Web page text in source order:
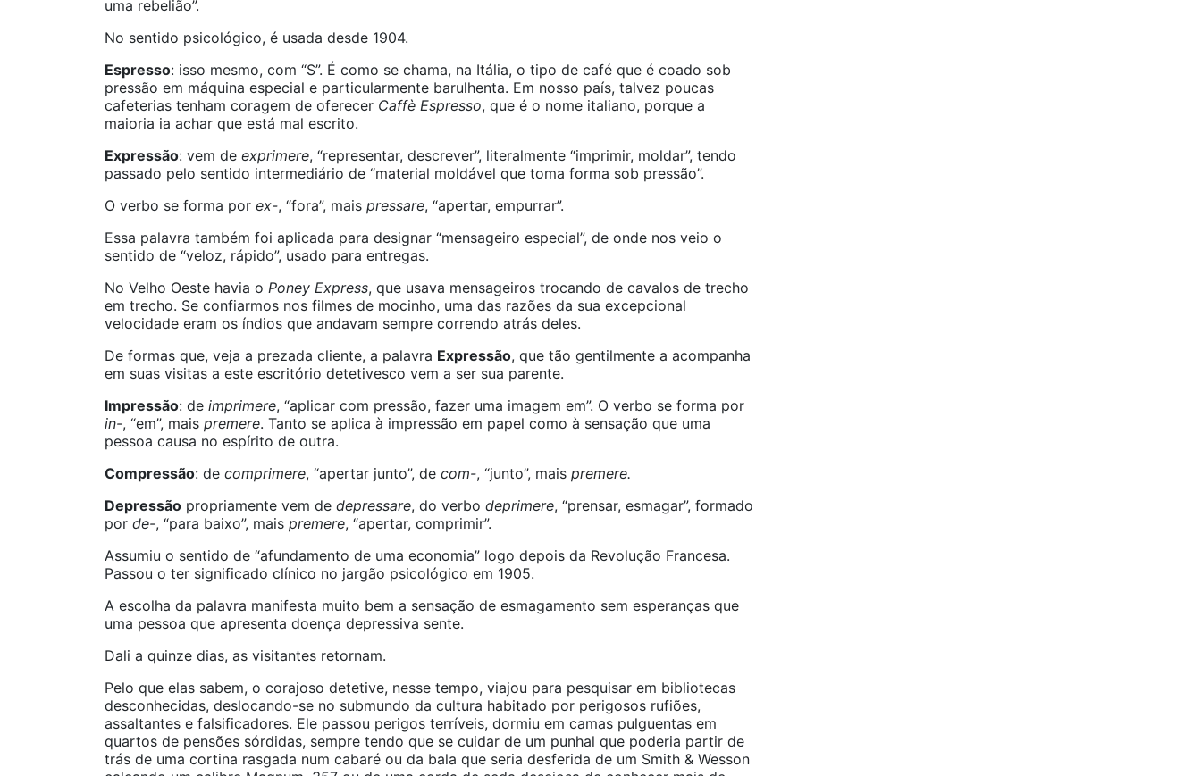
uma rebelião”.
No sentido psicológico, é usada desde 1904.
Espresso: isso mesmo, com “S”. É como se chama, na Itália, o tipo de café que é coado sob
pressão em máquina especial e particularmente barulhenta. Em nosso país, talvez poucas
cafeterias tenham coragem de oferecer Caffè Espresso, que é o nome italiano, porque a
maioria ia achar que está mal escrito.
Expressão: vem de exprimere, “representar, descrever”, literalmente “imprimir, moldar”, tendo
passado pelo sentido intermediário de “material moldável que toma forma sob pressão”.
O verbo se forma por ex-, “fora”, mais pressare, “apertar, empurrar”.
Essa palavra também foi aplicada para designar “mensageiro especial”, de onde nos veio o
sentido de “veloz, rápido”, usado para entregas.
No Velho Oeste havia o Poney Express, que usava mensageiros trocando de cavalos de trecho
em trecho. Se confiarmos nos filmes de mocinho, uma das razões da sua excepcional
velocidade eram os índios que andavam sempre correndo atrás deles.
De formas que, veja a prezada cliente, a palavra Expressão, que tão gentilmente a acompanha
em suas visitas a este escritório detetivesco vem a ser sua parente.
Impressão: de imprimere, “aplicar com pressão, fazer uma imagem em”. O verbo se forma por
in-, “em”, mais premere. Tanto se aplica à impressão em papel como à sensação que uma
pessoa causa no espírito de outra.
Compressão: de comprimere, “apertar junto”, de com-, “junto”, mais premere.
Depressão propriamente vem de depressare, do verbo deprimere, “prensar, esmagar”, formado
por de-, “para baixo”, mais premere, “apertar, comprimir”.
Assumiu o sentido de “afundamento de uma economia” logo depois da Revolução Francesa.
Passou o ter significado clínico no jargão psicológico em 1905.
A escolha da palavra manifesta muito bem a sensação de esmagamento sem esperanças que
uma pessoa que apresenta doença depressiva sente.
Dali a quinze dias, as visitantes retornam.
Pelo que elas sabem, o corajoso detetive, nesse tempo, viajou para pesquisar em bibliotecas
desconhecidas, deslocando-se no submundo da cultura habitado por perigosos rufiões,
assaltantes e falsificadores. Ele passou perigos terríveis, dormiu em camas pulguentas em
quartos de pensões sórdidas, sempre tendo que se cuidar de um punhal que poderia partir de
trás de uma cortina rasgada num cabaré ou da bala que seria desferida de um Smith & Wesson